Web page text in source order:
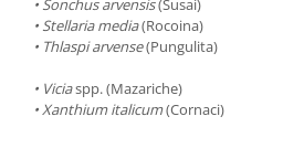
• Stellaria media(Rocoina)
• Thlaspi arvense(Pungulita)
• Viciaspp. (Mazariche)
• Xanthium italicum(Cornaci)